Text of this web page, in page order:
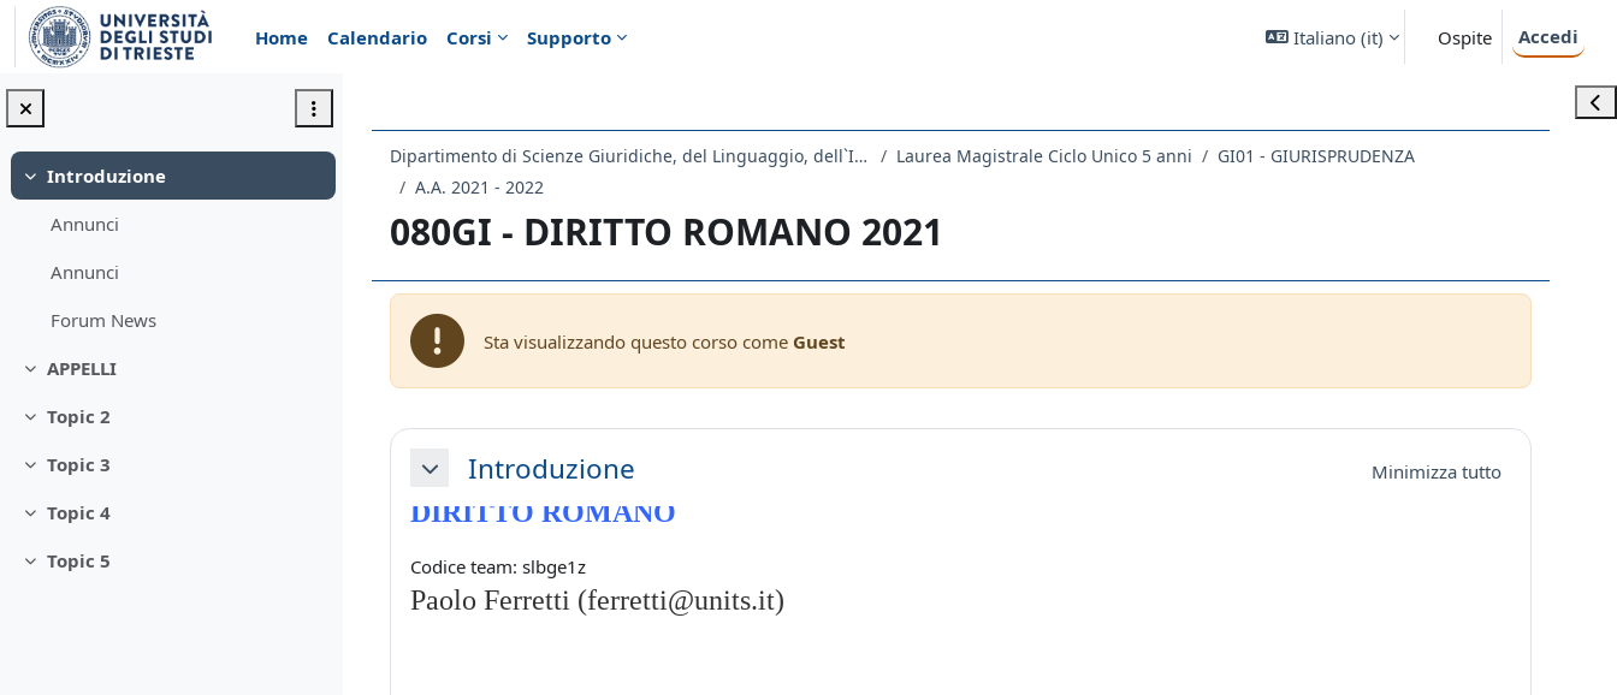
Vai al contenuto principale
Home
Calendario Corsi Supporto Italiano ‎(it)‎ Ospite Accedi
Minimizza
Introduzione
Annunci
Annunci
Forum News
Minimizza
APPELLI
Minimizza
Topic 2
Minimizza
Topic 3
Minimizza
Topic 4
Minimizza
Topic 5
Dipartimento di Scienze Giuridiche, del Linguaggio, dell`Interpretazione e della Traduzione Laurea Magistrale Ciclo Unico 5 anni
GI01 - GIURISPRUDENZA
A.A. 2021 - 2022
080GI - DIRITTO ROMANO 2021
Sta visualizzando questo corso come Guest
Schema della sezione
MinimizzaIntroduzione Minimizza tutto
DIRITTO ROMANO
Codice team: slbge1z
Paolo Ferretti (ferretti@units.it)